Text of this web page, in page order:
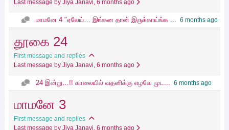
Last message by Jiya Janavi, 6 months ago
மாமனே 4 "ஏலேய்… இங்கன தான் இருக்காய்ங்க ... 6 months ago
தூகை 24
First message and replies
Last message by Jiya Janavi, 6 months ago
24 இன்று…!! காலையில் வதனிக்கு எழவே முட... 6 months ago
மாமனே 3
First message and replies
Last message by Jiya Janavi, 6 months ago